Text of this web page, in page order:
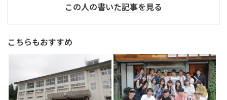
この人の書いた記事を見る
こちらもおすすめ